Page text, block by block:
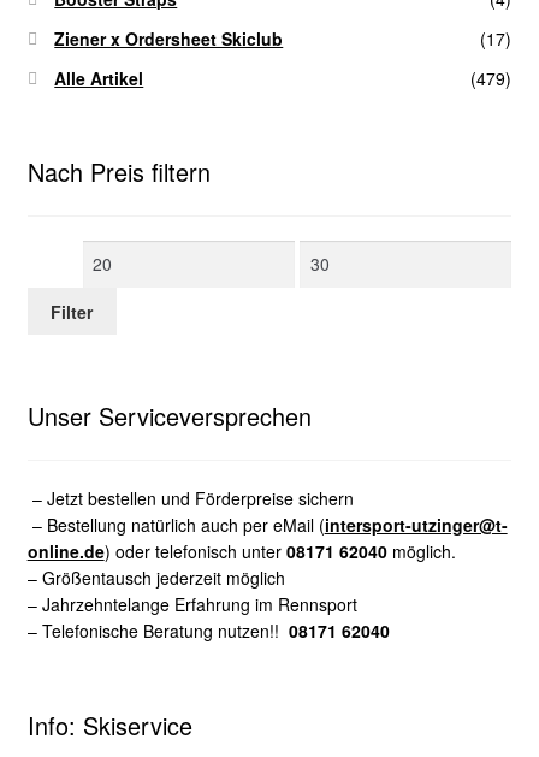
Ziener x Ordersheet Skiclub
(17)
Alle Artikel
(479)
Nach Preis filtern
Min.
Max.
Filter
Unser Serviceversprechen
– Jetzt bestellen und Förderpreise sichern
– Bestellung natürlich auch per eMail (intersport-utzinger@t-
online.de) oder telefonisch unter08171 62040möglich.
– Größentausch jederzeit möglich
– Jahrzehntelange Erfahrung im Rennsport
– Telefonische Beratung nutzen!! 08171 62040
Info: Skiservice